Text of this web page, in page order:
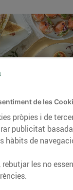
2017
de les
pròpies i de
publicitat
hàbits de
les no